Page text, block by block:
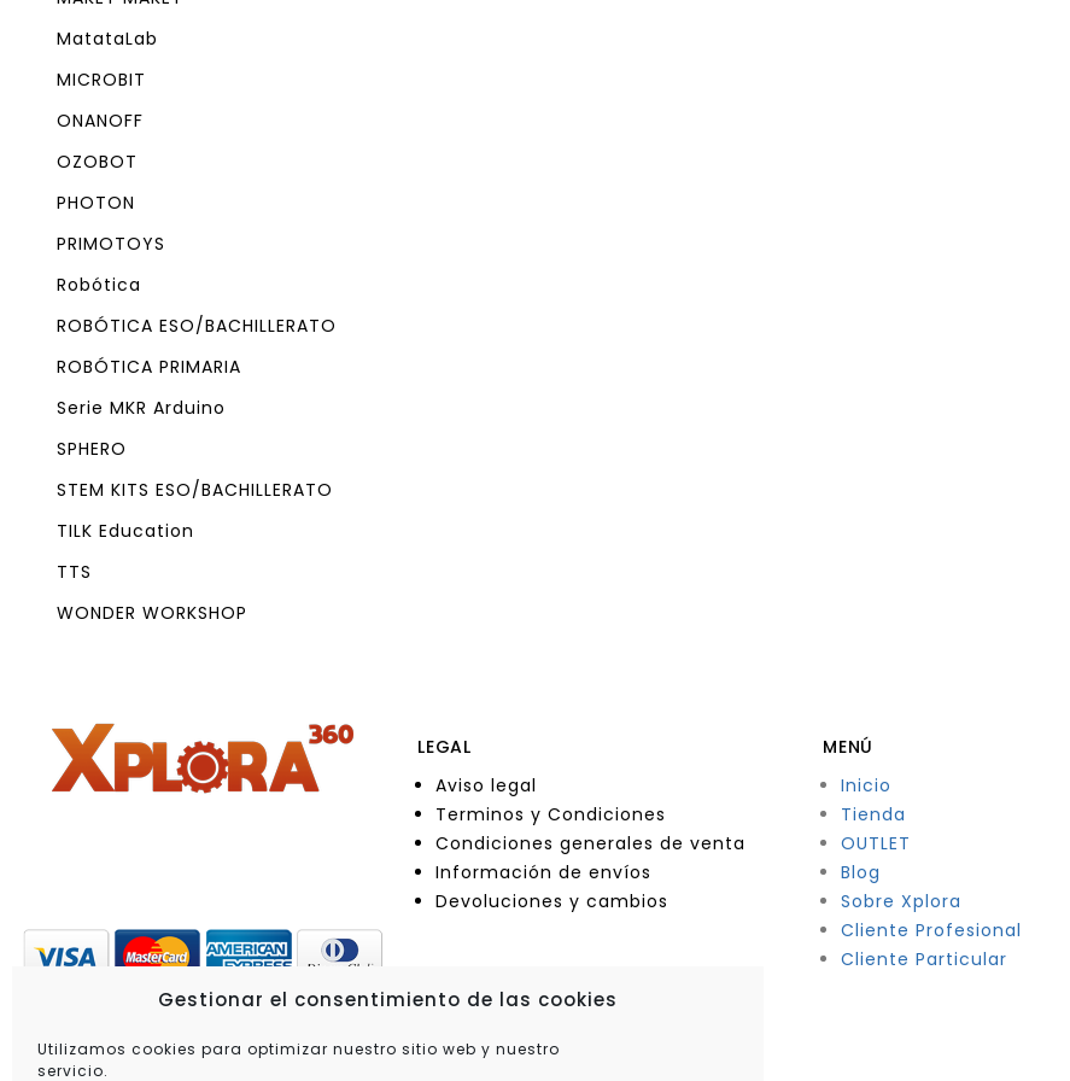
Gestionar el consentimiento de las cookies
Utilizamos cookies para optimizar nuestro sitio web y nuestro
servicio.
MatataLab
MICROBIT
ONANOFF
OZOBOT
PHOTON
PRIMOTOYS
Robótica
ROBÓTICA ESO/BACHILLERATO
ROBÓTICA PRIMARIA
Serie MKR Arduino
SPHERO
STEM KITS ESO/BACHILLERATO
TILK Education
TTS
WONDER WORKSHOP
LEGAL
Aviso legal
Terminos y Condiciones
Condiciones generales de venta
Información de envíos
Devoluciones y cambios
MENÚ
Inicio
Tienda
OUTLET
Blog
Sobre Xplora
Cliente Profesional
Cliente Particular